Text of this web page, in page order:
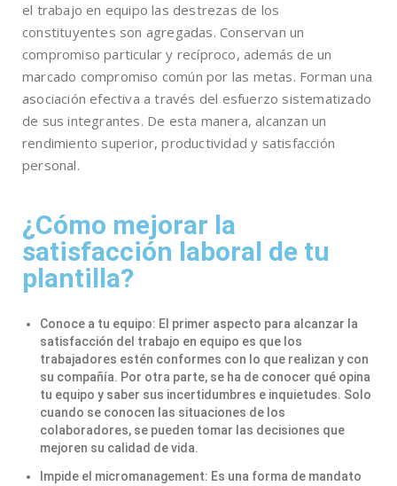
el trabajo en equipo las destrezas de los
constituyentes son agregadas. Conservan un
compromiso particular y recíproco, además de un
marcado compromiso común por las metas. Forman una
asociación efectiva a través del esfuerzo sistematizado
de sus integrantes. De esta manera, alcanzan un
rendimiento superior, productividad y satisfacción
personal.
¿Cómo mejorar la
satisfacción laboral de tu
plantilla?
Conoce a tu equipo: El primer aspecto para alcanzar la
satisfacción del trabajo en equipo es que los
trabajadores estén conformes con lo que realizan y con
su compañía. Por otra parte, se ha de conocer qué opina
tu equipo y saber sus incertidumbres e inquietudes. Solo
cuando se conocen las situaciones de los
colaboradores, se pueden tomar las decisiones que
mejoren su calidad de vida.
Impide el micromanagement: Es una forma de mandato